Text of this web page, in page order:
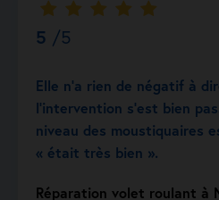
5 /5
Elle n’a rien de négatif à
l’intervention s’est bien
niveau des moustiquaires
« était très bien ».
Réparation volet roulant à